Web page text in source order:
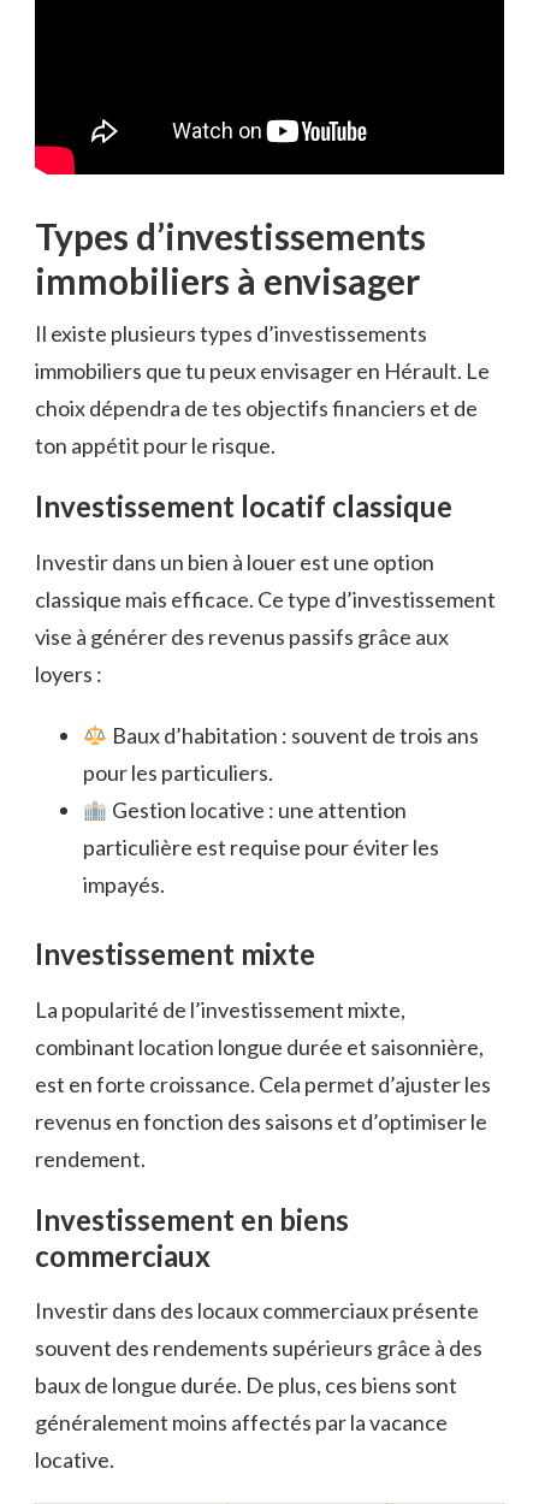
Types d’investissements
immobiliers à envisager
Il existe plusieurs types d’investissements
immobiliers que tu peux envisager en Hérault. Le
choix dépendra de tes objectifs financiers et de
ton appétit pour le risque.
Investissement locatif classique
Investir dans un bien à louer est une option
classique mais efficace. Ce type d’investissement
vise à générer des revenus passifs grâce aux
loyers :
Baux d’habitation : souvent de trois ans
pour les particuliers.
Gestion locative : une attention
particulière est requise pour éviter les
impayés.
Investissement mixte
La popularité de l’investissement mixte,
combinant location longue durée et saisonnière,
est en forte croissance. Cela permet d’ajuster les
revenus en fonction des saisons et d’optimiser le
rendement.
Investissement en biens
commerciaux
Investir dans des locaux commerciaux présente
souvent des rendements supérieurs grâce à des
baux de longue durée. De plus, ces biens sont
généralement moins affectés par la vacance
locative.